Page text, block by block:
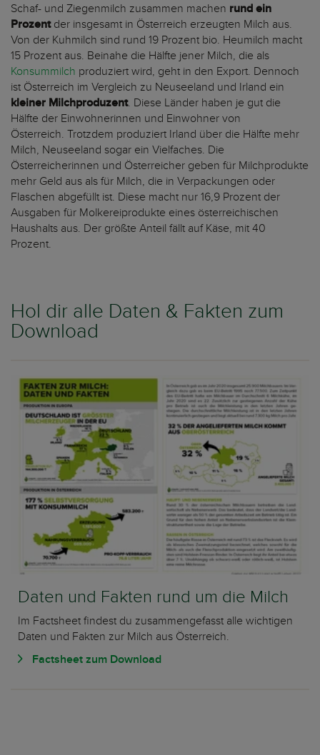
Schaf- und Ziegenmilch zusammen machen rund ein
Prozentder insgesamt in Österreich erzeugten Milch aus.
Von der Kuhmilch sind rund 19 Prozent bio. Heumilch macht
15 Prozent aus. Beinahe die Hälfte jener Milch, die als
Konsummilch produziert wird, geht in den Export. Dennoch
ist Österreich im Vergleich zu Neuseeland und Irland ein
kleiner Milchproduzent. Diese Länder haben je gut die
Hälfte der Einwohnerinnen und Einwohner von
Österreich. Trotzdem produziert Irland über die Hälfte mehr
Milch, Neuseeland sogar ein Vielfaches. Die
Österreicherinnen und Österreicher geben für Milchprodukte
mehr Geld aus als für Milch, die in Verpackungen oder
Flaschen abgefüllt ist. Diese macht nur 16,9 Prozent der
Ausgaben für Molkereiprodukte eines österreichischen
Haushalts aus. Der größte Anteil fällt auf Käse, mit 40
Prozent.
Hol dir alle Daten & Fakten zum
Download
Daten und Fakten rund um die Milch
Im Factsheet findest du zusammengefasst alle wichtigen
Daten und Fakten zur Milch aus Österreich.
Factsheet zum Download